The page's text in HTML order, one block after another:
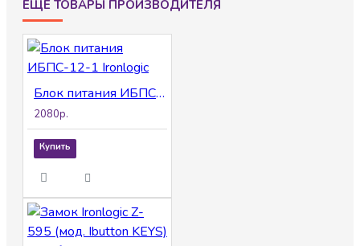
ЕЩЕ ТОВАРЫ ПРОИЗВОДИТЕЛЯ
Блок питания ИБПС-12-1 Ironlogic
2080р.
Купить